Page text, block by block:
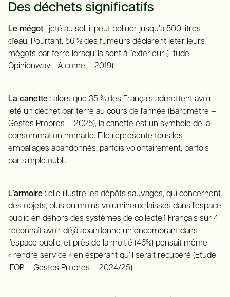
Des déchets significatifs
Le mégot : jeté au sol, il peut polluer jusqu’à 500 litres
d’eau. Pourtant, 56 % des fumeurs déclarent jeter leurs
mégots par terre lorsqu’ils sont à l’extérieur (Etude
Opinionway - Alcome – 2019).
La canette : alors que 35 % des Français admettent avoir
jeté un déchet par terre au cours de l'année (Baromètre –
Gestes Propres – 2025), la canette est un symbole de la
consommation nomade. Elle représente tous les
emballages abandonnés, parfois volontairement, parfois
par simple oubli.
L’armoire : elle illustre les dépôts sauvages, qui concernent
des objets, plus ou moins volumineux, laissés dans l’espace
public en dehors des systèmes de collecte.1 Français sur 4
reconnaît avoir déjà abandonné un encombrant dans
l’espace public, et près de la moitié (46%) pensait même
« rendre service » en espérant qu’il serait récupéré (Etude
IFOP – Gestes Propres – 2024/25).